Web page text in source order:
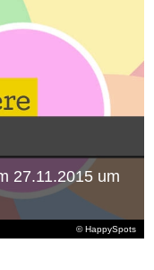
© HappySpots
27.11.2015 um